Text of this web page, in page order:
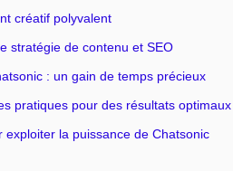
créatif polyvalent
stratégie de contenu et SEO
: un gain de temps précieux
pratiques pour des résultats optimaux
la puissance de Chatsonic